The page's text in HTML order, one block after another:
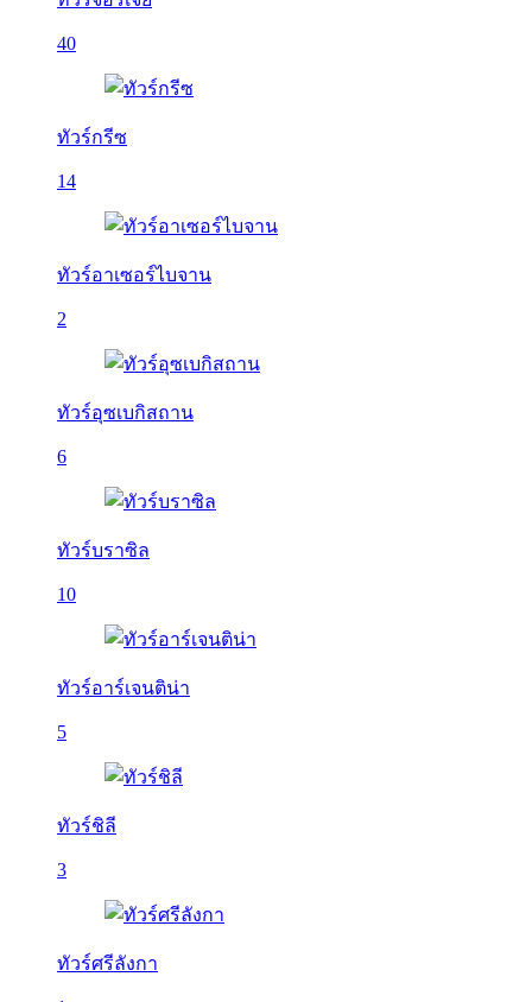
40
ทัวร์กรีซ
14
ทัวร์อาเซอร์ไบจาน
2
ทัวร์อุซเบกิสถาน
6
ทัวร์บราซิล
10
ทัวร์อาร์เจนติน่า
5
ทัวร์ชิลี
3
ทัวร์ศรีลังกา